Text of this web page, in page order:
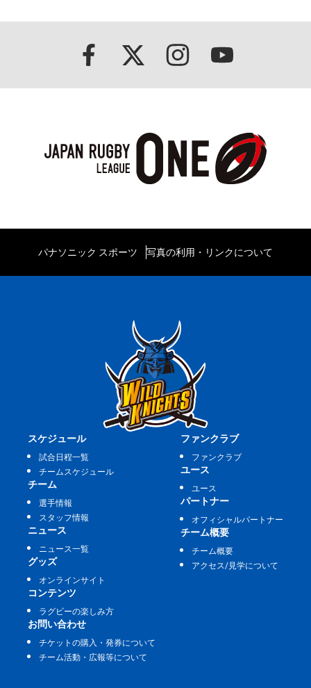
パナソニック スポーツ 写真の利用・リンクについて
スケジュール
試合日程一覧
チームスケジュール
チーム
選手情報
スタッフ情報
ニュース
ニュース一覧
グッズ
オンラインサイト
ファンクラブ
ファンクラブ
ユース
ユース
パートナー
オフィシャルパートナー
チーム概要
チーム概要
アクセス/見学について
コンテンツ
ラグビーの楽しみ方
お問い合わせ
チケットの購入・発券について
チーム活動・広報等について